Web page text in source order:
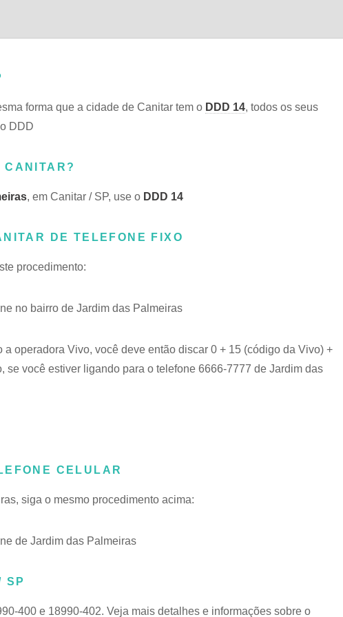
forma que a cidade de Canitar tem o DDD 14, todos os seus
DDD
CANITAR?
, em Canitar / SP, use o DDD 14
DE TELEFONE FIXO
procedimento:
no bairro de Jardim das Palmeiras
a operadora Vivo, você deve então discar 0 + 15 (código da Vivo) +
você estiver ligando para o telefone 6666-7777 de Jardim das
CELULAR
siga o mesmo procedimento acima:
de Jardim das Palmeiras
SP
400 e 18990-402. Veja mais detalhes e informações sobre o